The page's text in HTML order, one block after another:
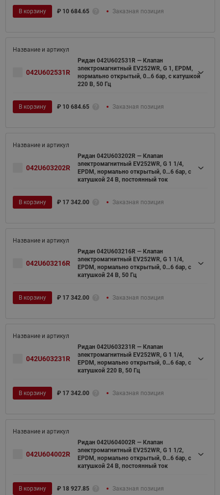
В корзину ₽ 10 684.65 Заказная позиция
042U602531R
Ридан 042U602531R — Клапан
электромагнитный EV252WR, G 1, EPDM,
нормально открытый, 0…6 бар, с катушкой
220 В, 50 Гц
В корзину ₽ 10 684.65 Заказная позиция
042U603202R
Ридан 042U603202R — Клапан
электромагнитный EV252WR, G 1 1/4,
EPDM, нормально открытый, 0…6 бар, с
катушкой 24 В, постоянный ток
В корзину ₽ 17 342.00 Заказная позиция
042U603216R
Ридан 042U603216R — Клапан
электромагнитный EV252WR, G 1 1/4,
EPDM, нормально открытый, 0…6 бар, с
катушкой 24 В, 50 Гц
В корзину ₽ 17 342.00 Заказная позиция
042U603231R
Ридан 042U603231R — Клапан
электромагнитный EV252WR, G 1 1/4,
EPDM, нормально открытый, 0…6 бар, с
катушкой 220 В, 50 Гц
В корзину ₽ 17 342.00 Заказная позиция
042U604002R
Ридан 042U604002R — Клапан
электромагнитный EV252WR, G 1 1/2,
EPDM, нормально открытый, 0…6 бар, с
катушкой 24 В, постоянный ток
В корзину ₽ 18 927.85 Заказная позиция